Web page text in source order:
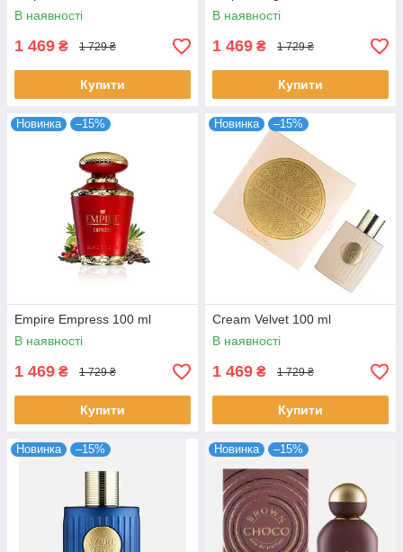
В наявності
1 469 ₴ 1 729 ₴
Купити
В наявності
1 469 ₴ 1 729 ₴
Купити
Новинка –15%
Empire Empress 100 ml
В наявності
1 469 ₴ 1 729 ₴
Купити
Новинка –15%
Cream Velvet 100 ml
В наявності
1 469 ₴ 1 729 ₴
Купити
Новинка –15% Новинка –15%